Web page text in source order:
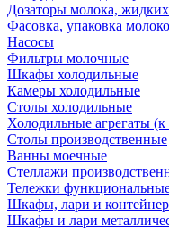
Дозаторы молока,
Фасовка, упаковка
Насосы
Фильтры молочные
Шкафы холодильные
Камеры холодильные
Столы холодильные
Холодильные агрегаты
Столы производственные
Ванны моечные
Стеллажи
Тележки
Шкафы, лари и
Шкафы и лари